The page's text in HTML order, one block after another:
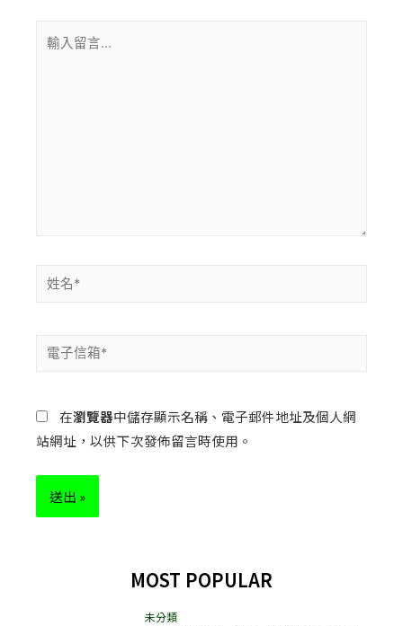
在瀏覽器中儲存顯示名稱、電子郵件地址及個人網
站網址，以供下次發佈留言時使用。
MOST POPULAR